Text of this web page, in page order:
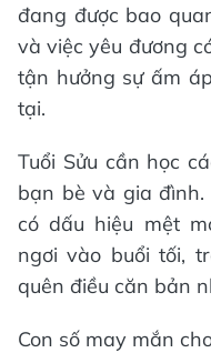
đang được bao
và việc yêu đương
tận hưởng sự ấm
tại.
Tuổi Sửu cần học
bạn bè và gia
có dấu hiệu mệt
ngơi vào buổi tối,
quên điều căn bản
Con số may mắn